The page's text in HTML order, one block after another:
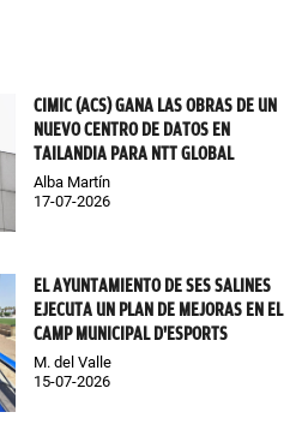
CIMIC (ACS) GANA LAS OBRAS DE UN
NUEVO CENTRO DE DATOS EN
TAILANDIA PARA NTT GLOBAL
Alba Martín
17-07-2026
EL AYUNTAMIENTO DE SES SALINES
EJECUTA UN PLAN DE MEJORAS EN EL
CAMP MUNICIPAL D'ESPORTS
M. del Valle
15-07-2026